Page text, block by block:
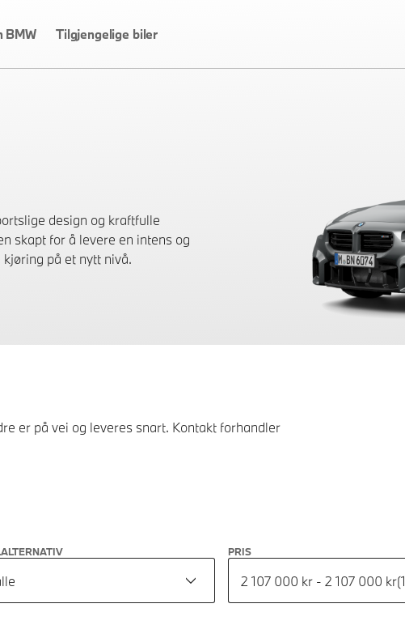
BMW Tilgjengelige biler
design og kraftfulle
skapt for å levere en intens og
på et nytt nivå.
er på vei og leveres snart. Kontakt forhandler
PRIS
2 107 000 kr - 2 107 000 kr(1